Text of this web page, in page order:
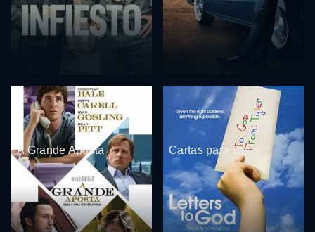
A Grande Aposta Cartas para Deus